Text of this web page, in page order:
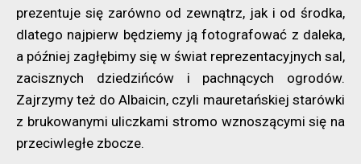
prezentuje się zarówno od zewnątrz, jak i od środka,
dlatego najpierw będziemy ją fotografować z daleka,
a później zagłębimy się w świat reprezentacyjnych sal,
zacisznych dziedzińców i pachnących ogrodów.
Zajrzymy też do Albaicin, czyli mauretańskiej starówki
z brukowanymi uliczkami stromo wznoszącymi się na
przeciwległe zbocze.